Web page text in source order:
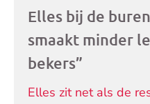
Elles bij de
smaakt minder
bekers”
Elles zit net als de